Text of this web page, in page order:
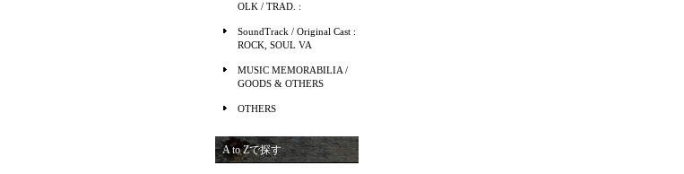
OLK / TRAD. :
SoundTrack / Original Cast :
ROCK, SOUL VA
MUSIC MEMORABILIA /
GOODS & OTHERS
OTHERS
A to Zで探す